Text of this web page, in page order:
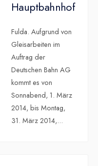
Hauptbahnhof
Fulda. Aufgrund von
Gleisarbeiten im
Auftrag der
Deutschen Bahn AG
kommt es von
Sonnabend, 1. März
2014, bis Montag,
31. März 2014,...